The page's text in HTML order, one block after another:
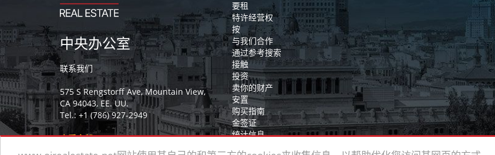
中央办公室
联系我们
575 S Rengstorff Ave, Mountain View,
CA 94043, EE. UU.
Tel.: +1 (786) 927-2949
查看全部
要租
特许经营权
按
与我们合作
通过参考搜索
接触
投资
卖你的财产
安置
购买指南
金签证
统计信息